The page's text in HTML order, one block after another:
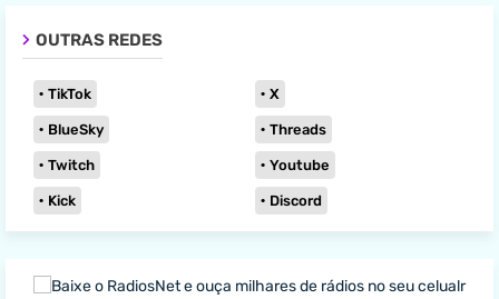
OUTRAS REDES
TikTok X
BlueSky Threads
Twitch Youtube
Kick Discord